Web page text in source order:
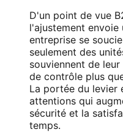
D'un point de vue
l'ajustement
entreprise se
seulement des
souviennent de
de contrôle plus
La portée du levier
attentions qui
sécurité et la
temps.